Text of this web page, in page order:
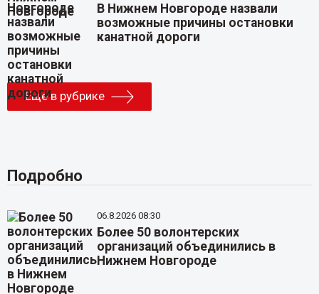
В Нижнем Новгороде назвали
возможные причины остановки
канатной дороги
Еще в рубрике
Подробно
06.8.2026 08:30
Более 50 волонтерских
организаций объединились в
Нижнем Новгороде